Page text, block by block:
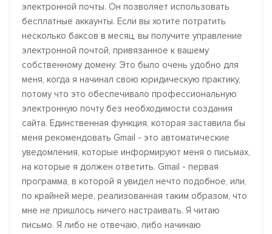
электронной почты. Он позволяет использовать
бесплатные аккаунты. Если вы хотите потратить
несколько баксов в месяц, вы получите управление
электронной почтой, привязанное к вашему
собственному домену. Это было очень удобно для
меня, когда я начинал свою юридическую практику,
потому что это обеспечивало профессиональную
электронную почту без необходимости создания
сайта. Единственная функция, которая заставила бы
меня рекомендовать Gmail - это автоматические
уведомления, которые информируют меня о письмах,
на которые я должен ответить. Gmail - первая
программа, в которой я увидел нечто подобное, или,
по крайней мере, реализованная таким образом, что
мне не пришлось ничего настраивать. Я читаю
письмо. Я либо не отвечаю, либо начинаю